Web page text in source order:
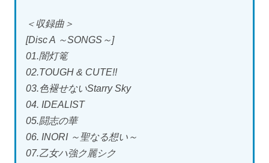
＜収録曲＞
[Disc A ～SONGS～]
01.闇灯篭
02.TOUGH & CUTE!!
03.色褪せないStarry Sky
04. IDEALIST
05.闘志の華
06. INORI ～聖なる想い～
07.乙女ハ強ク麗シク